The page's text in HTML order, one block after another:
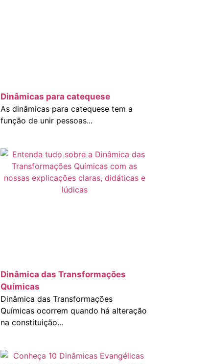
Dinâmicas para catequese
As dinâmicas para catequese tem a
função de unir pessoas...
Dinâmica das Transformações
Químicas
Dinâmica das Transformações
Químicas ocorrem quando há alteração
na constituição...